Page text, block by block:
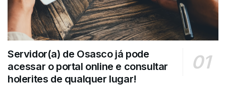
Servidor(a) de Osasco já pode
acessar o portal online e consultar
holerites de qualquer lugar!